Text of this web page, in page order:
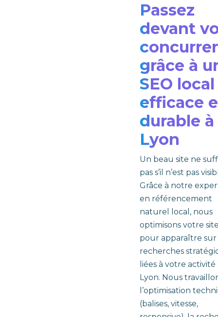
Passez
devant
grâce à
SEO local
efficace
durable à
Lyon
Un beau site ne
pas s’il n’est pas
Grâce à notre
en référencement
naturel local, nous
optimisons votre
pour apparaître sur
recherches
liées à votre activité
Lyon. Nous
l’optimisation
(balises, vitesse,